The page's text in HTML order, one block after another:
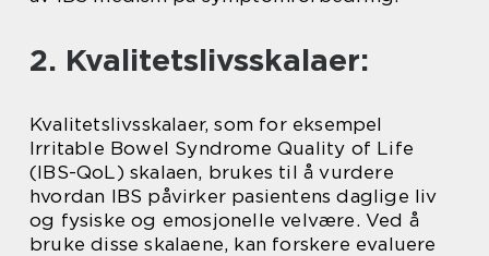
2. Kvalitetslivsskalaer:
Kvalitetslivsskalaer, som for eksempel
Irritable Bowel Syndrome Quality of Life
(IBS-QoL) skalaen, brukes til å vurdere
hvordan IBS påvirker pasientens daglige liv
og fysiske og emosjonelle velvære. Ved å
bruke disse skalaene, kan forskere evaluere